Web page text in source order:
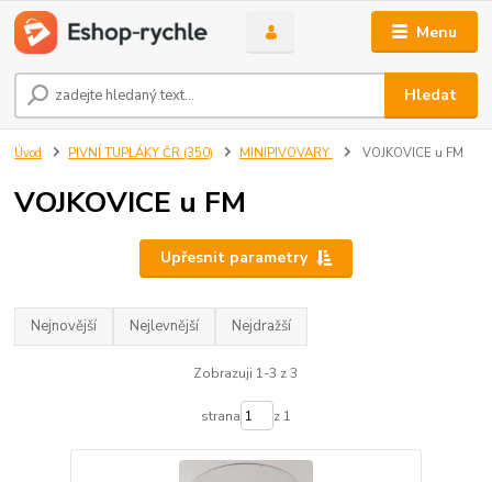
Menu
Hledat
Úvod PIVNÍ TUPLÁKY ČR (350) MINIPIVOVARY VOJKOVICE u FM
VOJKOVICE u FM
Upřesnit parametry
Nejnovější Nejlevnější Nejdražší
Zobrazuji 1-3 z 3
strana z 1